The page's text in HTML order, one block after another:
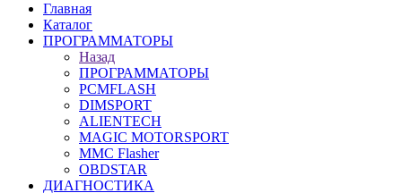
Главная
Каталог
ПРОГРАММАТОРЫ
Назад
ПРОГРАММАТОРЫ
PCMFLASH
DIMSPORT
ALIENTECH
MAGIC MOTORSPORT
MMC Flasher
OBDSTAR
ДИАГНОСТИКА